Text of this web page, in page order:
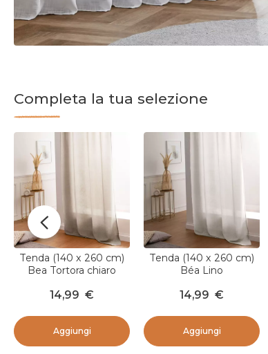
Completa la tua selezione
Tenda (140 x 260 cm)
Bea Tortora chiaro
14,99 €
Aggiungi
Tenda (140 x 260 cm)
Béa Lino
14,99 €
Aggiungi